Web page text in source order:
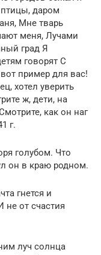
даром
Мне тварь
меня, Лучами
град Я
говорят С
пример для вас!
хотел уверить
ж, дети, на
как он наг
г.
гoлyбом. Что
он в краю родном.
гнется и
от счастия
луч солнца